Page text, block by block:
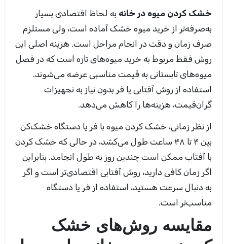
خشک کردن میوه در خانه به لحاظ اقتصادی بسیار
به‌صرفه‌تر از خرید میوه خشک آماده است، ولی مستلزم
صرف زمان و دقت در انجام مراحل است. هزینه اصلی این
روش فقط مربوط به خرید میوه‌های تازه است که در فصل
میوه‌های تابستانی به قیمت مناسبی عرضه می‌شوند.
استفاده از روش آفتابی یا فر بدون نیاز به تجهیزات
گران‌قیمت، هزینه‌ها را کاهش می‌دهد.
از نظر زمانی، خشک کردن میوه با فر یا دستگاه خشک‌کن
بین ۴ تا ۴۸ ساعت طول می‌کشد، در حالی که خشک کردن
با آفتاب ممکن است چندین روز به طول انجامد. بنابراین
اگر زمان کافی دارید، روش آفتابی اقتصادی‌تر است و اگر
به دنبال سرعت هستید، استفاده از فر یا دستگاه
مناسب‌تر است.
مقایسه روش‌های خشک